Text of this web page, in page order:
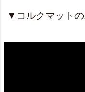
▼コルクマット